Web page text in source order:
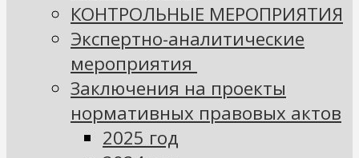
КОНТРОЛЬНЫЕ МЕРОПРИЯТИЯ
Экспертно-аналитические
мероприятия
Заключения на проекты
нормативных правовых актов
2025 год